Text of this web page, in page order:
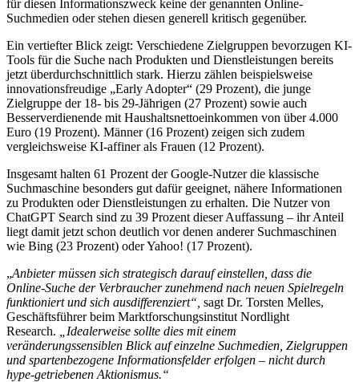
für diesen Informationszweck keine der genannten Online-
Suchmedien oder stehen diesen generell kritisch gegenüber.
Ein vertiefter Blick zeigt: Verschiedene Zielgruppen bevorzugen KI-
Tools für die Suche nach Produkten und Dienstleistungen bereits
jetzt überdurchschnittlich stark. Hierzu zählen beispielsweise
innovationsfreudige „Early Adopter“ (29 Prozent), die junge
Zielgruppe der 18- bis 29-Jährigen (27 Prozent) sowie auch
Besserverdienende mit Haushaltsnettoeinkommen von über 4.000
Euro (19 Prozent). Männer (16 Prozent) zeigen sich zudem
vergleichsweise KI-affiner als Frauen (12 Prozent).
Insgesamt halten 61 Prozent der Google-Nutzer die klassische
Suchmaschine besonders gut dafür geeignet, nähere Informationen
zu Produkten oder Dienstleistungen zu erhalten. Die Nutzer von
ChatGPT Search sind zu 39 Prozent dieser Auffassung – ihr Anteil
liegt damit jetzt schon deutlich vor denen anderer Suchmaschinen
wie Bing (23 Prozent) oder Yahoo! (17 Prozent).
„Anbieter müssen sich strategisch darauf einstellen, dass die
Online-Suche der Verbraucher zunehmend nach neuen Spielregeln
funktioniert und sich ausdifferenziert“, sagt Dr. Torsten Melles,
Geschäftsführer beim Marktforschungsinstitut Nordlight
Research. „Idealerweise sollte dies mit einem
veränderungssensiblen Blick auf einzelne Suchmedien, Zielgruppen
und spartenbezogene Informationsfelder erfolgen – nicht durch
hype-getriebenen Aktionismus.“